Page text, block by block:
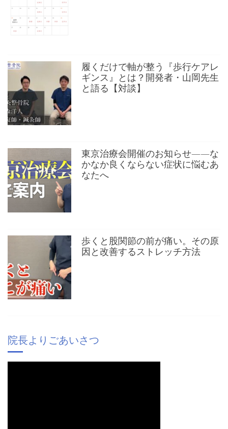
履くだけで軸が整う『歩行ケアレ
ギンス』とは？開発者・山岡先生
と語る【対談】
東京治療会開催のお知らせ——な
かなか良くならない症状に悩むあ
なたへ
歩くと股関節の前が痛い。その原
因と改善するストレッチ方法
院長よりごあいさつ